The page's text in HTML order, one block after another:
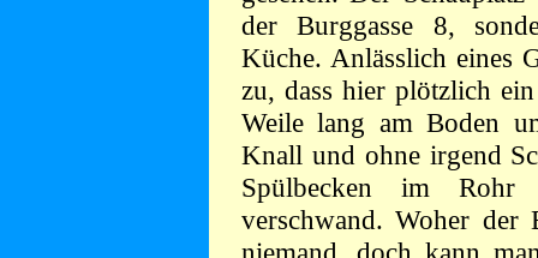
der Burggasse 8,
Küche. Anlässlich eines
zu, dass hier plötzlich
Weile lang am Boden
Knall und ohne irgend
Spülbecken im Rohr
verschwand. Woher der